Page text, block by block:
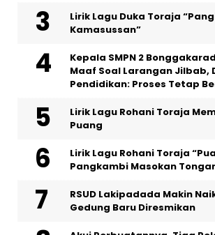
Lirik Lagu Duka Toraja
Kamasussan”
Kepala SMPN 2
Maaf Soal Larangan Jilbab,
Pendidikan: Proses Tetap
Lirik Lagu Rohani Toraja
Puang
Lirik Lagu Rohani Toraja
Pangkambi Masokan
RSUD Lakipadada Makin
Gedung Baru Diresmikan